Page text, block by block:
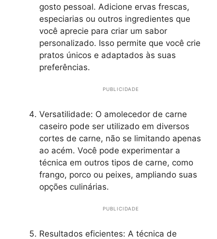
gosto pessoal. Adicione ervas frescas,
especiarias ou outros ingredientes que
você aprecie para criar um sabor
personalizado. Isso permite que você crie
pratos únicos e adaptados às suas
preferências.
PUBLICIDADE
Versatilidade: O amolecedor de carne
caseiro pode ser utilizado em diversos
cortes de carne, não se limitando apenas
ao acém. Você pode experimentar a
técnica em outros tipos de carne, como
frango, porco ou peixes, ampliando suas
opções culinárias.
PUBLICIDADE
Resultados eficientes: A técnica de